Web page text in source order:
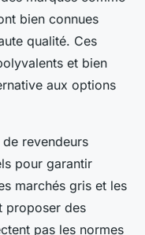
bien connues
qualité. Ces
et bien
aux options
revendeurs
pour garantir
marchés gris et les
proposer des
pas les normes